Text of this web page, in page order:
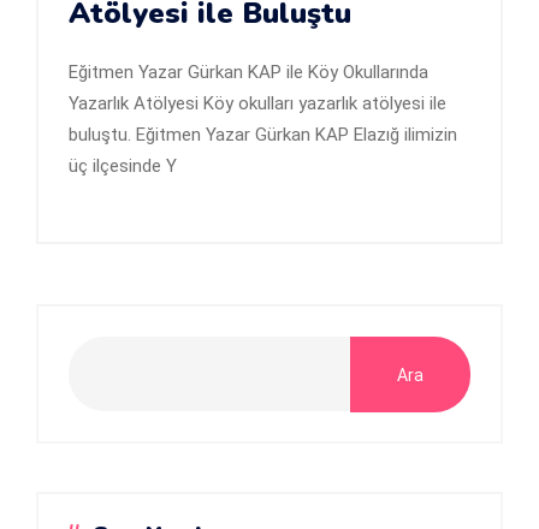
Atölyesi ile Buluştu
Eğitmen Yazar Gürkan KAP ile Köy Okullarında
Yazarlık Atölyesi Köy okulları yazarlık atölyesi ile
buluştu. Eğitmen Yazar Gürkan KAP Elazığ ilimizin
üç ilçesinde Y
Ara